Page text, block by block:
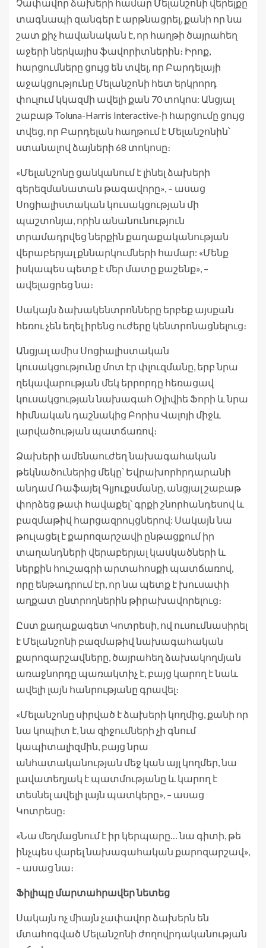
Չափավոր ձախերի համար Մելանշոնի վերելքը
տագնապի զանգեր է արթնացրել, քանի որ նա
շատ քիչ հավանական է, որ հաղթի ծայրահեղ
աջերի ներկայիս ֆավորիտներին։ Իրոք,
հարցումները ցույց են տվել, որ Բարդելայի
աջակցությունը Մելանշոնի հետ երկրորդ
փուլում կկազմի ավելի քան 70 տոկոս: Անցյալ
շաբաթ Toluna-Harris Interactive-ի հարցումը ցույց
տվեց, որ Բարդելան հաղթում է Մելանշոնին՝
ստանալով ձայների 68 տոկոսը։
«Մելանշոնը ցանկանում է լինել ձախերի
գերեզմանատան թագավորը», – ասաց
Սոցիալիստական ​​կուսակցության մի
պաշտոնյա, որին անանունություն
տրամադրվեց ներքին քաղաքականության
վերաբերյալ քննարկումների համար: «Մենք
իսկապես պետք է մեր մատը քաշենք», –
ավելացրեց նա։
Սակայն ձախակենտրոնները երբեք այսքան
հեռու չեն եղել իրենց ուժերը կենտրոնացնելուց։
Անցյալ ամիս Սոցիալիստական ​​
կուսակցությունը մոտ էր փլուզմանը, երբ նրա
ղեկավարության մեկ երրորդը հեռացավ
կուսակցության նախագահ Օլիվիե Ֆորի և նրա
հիմնական դաշնակից Բորիս Վալոյի միջև
լարվածության պատճառով։
Ձախերի ամենաուժեղ նախագահական
թեկնածուներից մեկը՝ Եվրախորհրդարանի
անդամ Ռաֆայել Գլյուքսմանը, անցյալ շաբաթ
փորձեց թափ հավաքել՝ գրքի շնորհանդեսով և
բազմաթիվ հարցազրույցներով: Սակայն նա
թուլացել է քարոզարշավի ընթացքում իր
տաղանդների վերաբերյալ կասկածների և
ներքին հուշագրի արտահոսքի պատճառով,
որը ենթադրում էր, որ նա պետք է խուսափի
աղքատ ընտրողներին թիրախավորելուց։
Ըստ քաղաքագետ Կոտրեսի, ով ուսումնասիրել
է Մելանշոնի բազմաթիվ նախագահական
քարոզարշավները, ծայրահեղ ձախակողմյան
առաջնորդը պառակտիչ է, բայց կարող է նաև
ավելի լայն հանրությանը գրավել։
«Մելանշոնը սիրված է ձախերի կողմից, քանի որ
նա կոպիտ է, նա զիջումների չի գնում
կապիտալիզմին, բայց նրա
անհատականության մեջ կան այլ կողմեր, նա
լավատեղյակ է պատմությանը և կարող է
տեսնել ավելի լայն պատկերը», – ասաց
Կոտրեսը։
«Նա մեղմացնում է իր կերպարը… նա գիտի, թե
ինչպես վարել նախագահական քարոզարշավ»,
– ասաց նա։
Ֆիլիպը մարտահրավեր նետեց
Սակայն ոչ միայն չափավոր ձախերն են
մտահոգված Մելանշոնի ժողովրդականության